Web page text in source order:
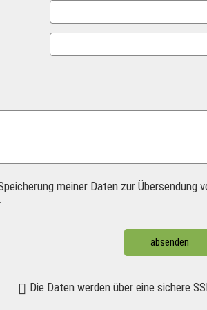
meiner Daten zur
absenden
Die Daten werden über eine sichere